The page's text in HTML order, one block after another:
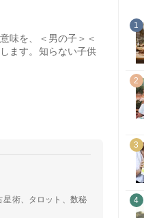
味を、＜男の子＞＜
ます。知らない子供
星術、タロット、数秘
1
2
3
4